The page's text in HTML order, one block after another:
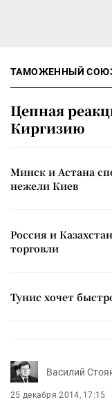
ТАМОЖЕННЫЙ
Цепная
Киргизию
Минск и Астана
нежели Киев
Россия и
торговли
Тунис хочет
Василий
25 декабря 2014, 17:15